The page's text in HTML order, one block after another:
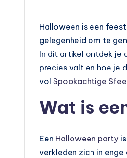
Halloween is een
gelegenheid om te
In dit artikel ontdek je
precies valt en hoe je
vol Spookachtige
Wat is
Een Halloween party
verkleden zich in